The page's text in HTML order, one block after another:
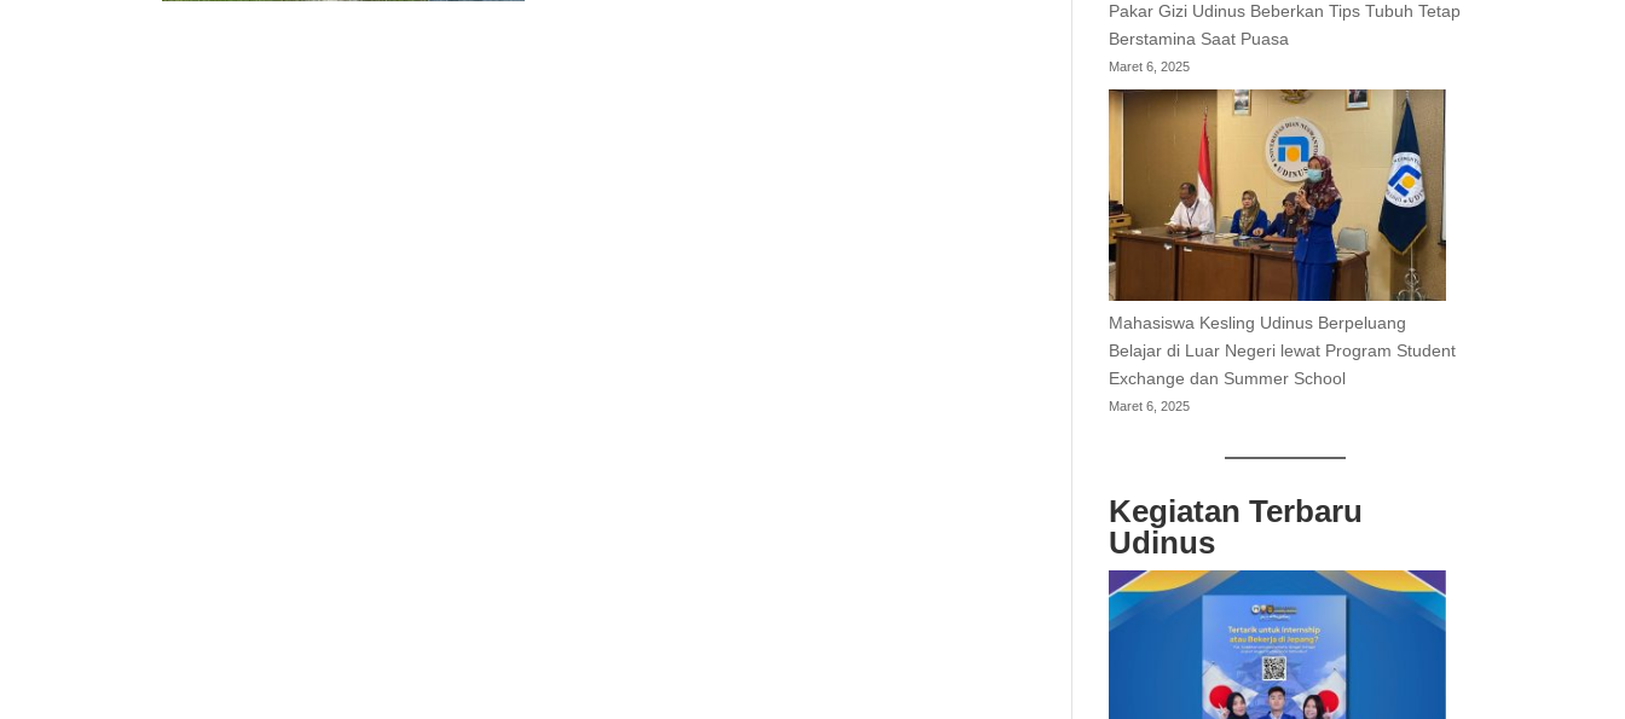
Pakar Gizi Udinus Beberkan Tips Tubuh Tetap
Berstamina Saat Puasa
Maret 6, 2025
Mahasiswa Kesling Udinus Berpeluang
Belajar di Luar Negeri lewat Program Student
Exchange dan Summer School
Maret 6, 2025
Kegiatan Terbaru
Udinus